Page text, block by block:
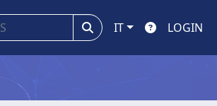
IT LOGIN